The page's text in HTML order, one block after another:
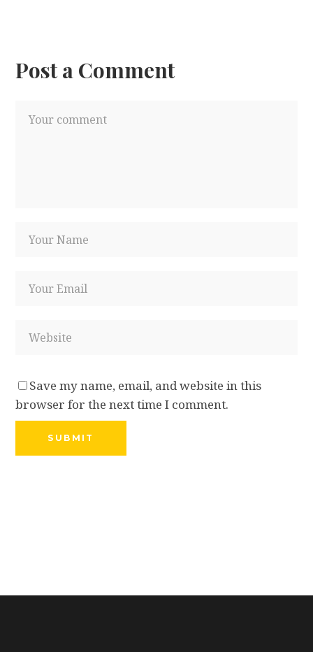
Post a Comment
Save my name, email, and website in this
browser for the next time I comment.